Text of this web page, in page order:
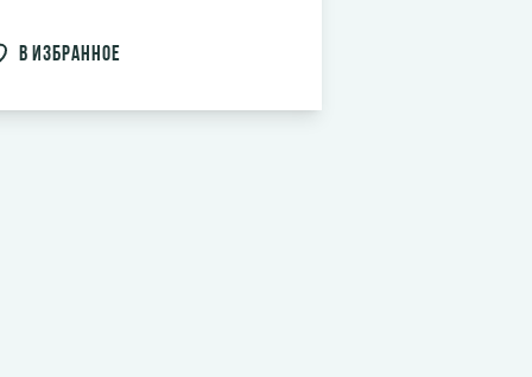
в избранное